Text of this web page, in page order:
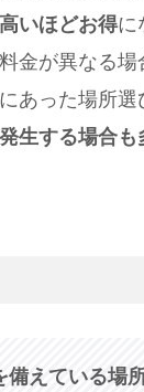
いほどお得に
金が異なる
あった場所選
生する場合も
えている場